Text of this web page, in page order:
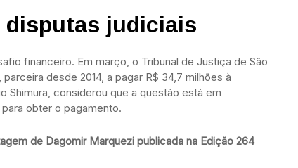
disputas judiciais
financeiro. Em março, o Tribunal de Justiça de São
desde 2014, a pagar R$ 34,7 milhões à
Shimura, considerou que a questão está em
obter o pagamento.
de Dagomir Marquezi publicada na Edição 264